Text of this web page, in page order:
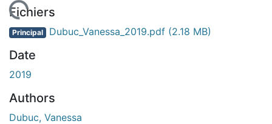
Fichiers
Principal Dubuc_Vanessa_2019.pdf (2.18 MB)
Date
2019
Authors
Dubuc, Vanessa